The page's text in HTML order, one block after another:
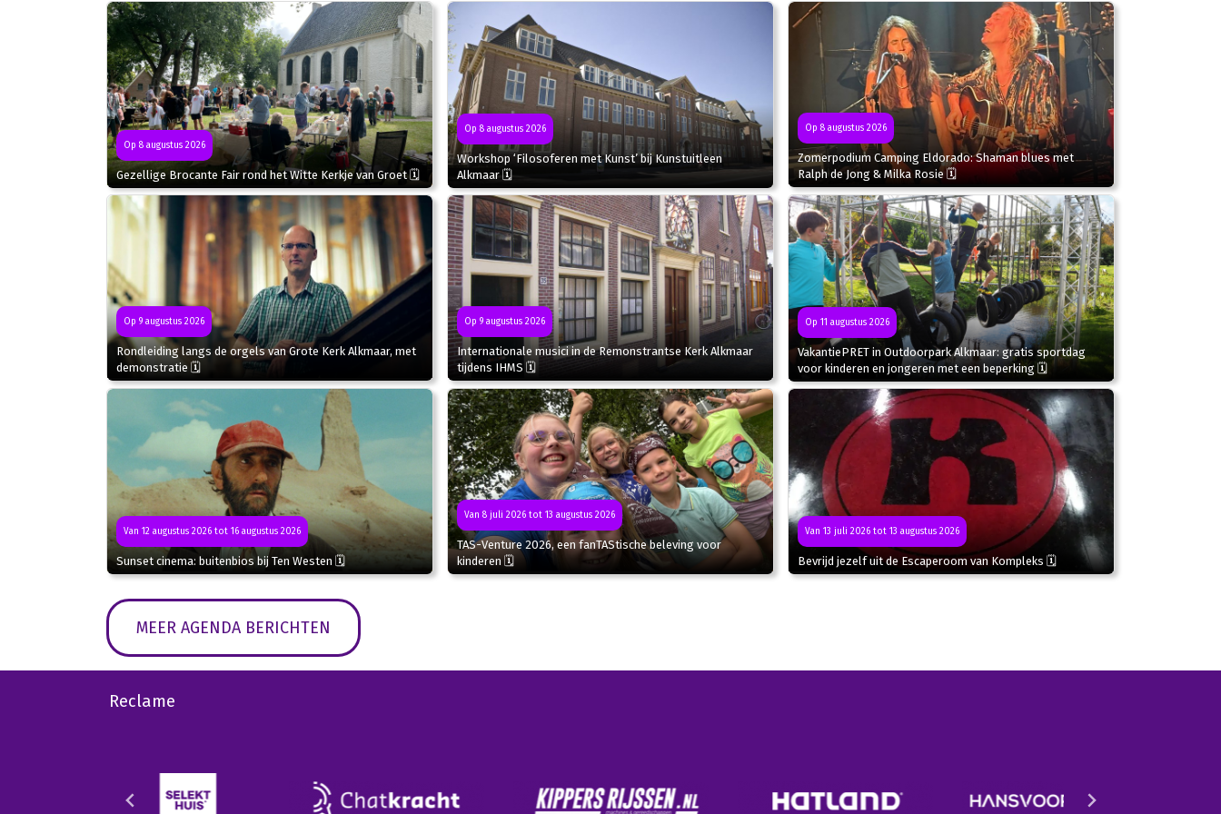
Op 8 augustus 2026
Gezellige Brocante Fair rond het Witte Kerkje van Groet 🗓
Op 8 augustus 2026
Workshop ‘Filosoferen met Kunst’ bij Kunstuitleen
Alkmaar 🗓
Op 8 augustus 2026
Zomerpodium Camping Eldorado: Shaman blues met
Ralph de Jong & Milka Rosie 🗓
Op 9 augustus 2026
Rondleiding langs de orgels van Grote Kerk Alkmaar, met
demonstratie 🗓
Op 9 augustus 2026
Internationale musici in de Remonstrantse Kerk Alkmaar
tijdens IHMS 🗓
Op 11 augustus 2026
VakantiePRET in Outdoorpark Alkmaar: gratis sportdag
voor kinderen en jongeren met een beperking 🗓
Van 12 augustus 2026 tot 16 augustus 2026
Sunset cinema: buitenbios bij Ten Westen 🗓
Van 8 juli 2026 tot 13 augustus 2026
TAS-Venture 2026, een fanTAStische beleving voor
kinderen 🗓
Van 13 juli 2026 tot 13 augustus 2026
Bevrijd jezelf uit de Escaperoom van Kompleks 🗓
MEER AGENDA BERICHTEN
Reclame